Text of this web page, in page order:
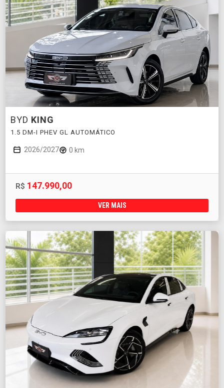
BYD KING
1.5 DM-I PHEV GL AUTOMÁTICO
2026/2027 0 km
R$ 147.990,00
VER MAIS